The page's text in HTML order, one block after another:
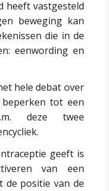
heeft vastgesteld
beweging kan
die in de
eenwording en
hele debat over
tot een
deze twee
geeft is
van een
de positie van de